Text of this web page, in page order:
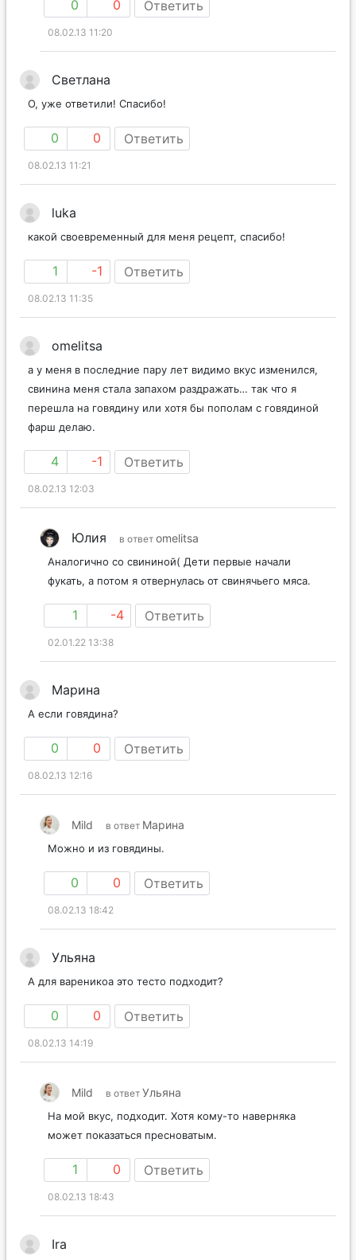
0 0 Ответить
08.02.13 11:20
Светлана
О, уже ответили! Спасибо!
0 0 Ответить
08.02.13 11:21
luka
какой своевременный для меня рецепт, спасибо!
1 -1 Ответить
08.02.13 11:35
omelitsa
а у меня в последние пару лет видимо вкус изменился,
свинина меня стала запахом раздражать… так что я
перешла на говядину или хотя бы пополам с говядиной
фарш делаю.
4 -1 Ответить
08.02.13 12:03
Юлия в ответ omelitsa
Аналогично со свининой( Дети первые начали
фукать, а потом я отвернулась от свинячьего мяса.
1 -4 Ответить
02.01.22 13:38
Марина
А если говядина?
0 0 Ответить
08.02.13 12:16
Mild в ответ Марина
Можно и из говядины.
0 0 Ответить
08.02.13 18:42
Ульяна
А для вареникоа это тесто подходит?
0 0 Ответить
08.02.13 14:19
Mild в ответ Ульяна
На мой вкус, подходит. Хотя кому-то наверняка
может показаться пресноватым.
1 0 Ответить
08.02.13 18:43
Ira